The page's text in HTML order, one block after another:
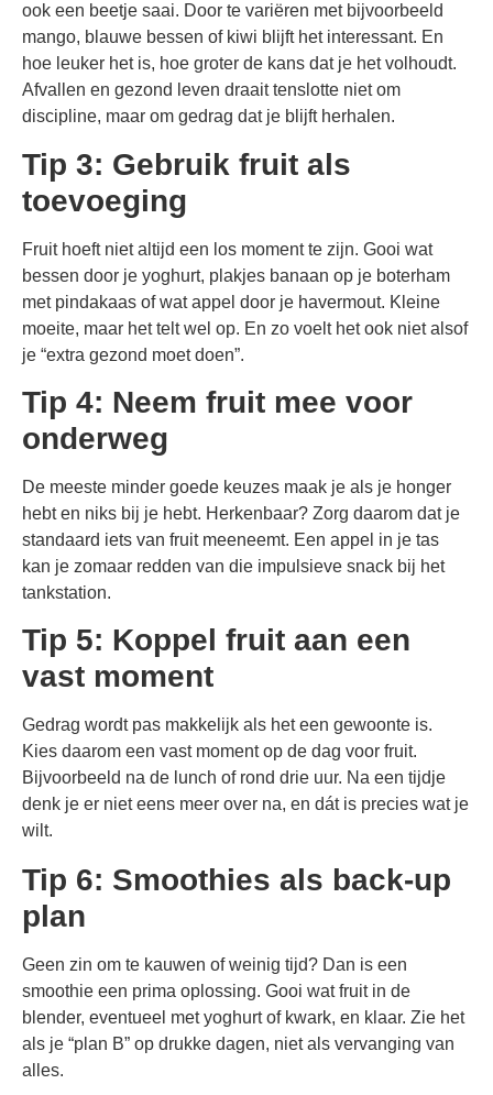
ook een beetje saai. Door te variëren met bijvoorbeeld
mango, blauwe bessen of kiwi blijft het interessant. En
hoe leuker het is, hoe groter de kans dat je het volhoudt.
Afvallen en gezond leven draait tenslotte niet om
discipline, maar om gedrag dat je blijft herhalen.
Tip 3: Gebruik fruit als
toevoeging
Fruit hoeft niet altijd een los moment te zijn. Gooi wat
bessen door je yoghurt, plakjes banaan op je boterham
met pindakaas of wat appel door je havermout. Kleine
moeite, maar het telt wel op. En zo voelt het ook niet alsof
je “extra gezond moet doen”.
Tip 4: Neem fruit mee voor
onderweg
De meeste minder goede keuzes maak je als je honger
hebt en niks bij je hebt. Herkenbaar? Zorg daarom dat je
standaard iets van fruit meeneemt. Een appel in je tas
kan je zomaar redden van die impulsieve snack bij het
tankstation.
Tip 5: Koppel fruit aan een
vast moment
Gedrag wordt pas makkelijk als het een gewoonte is.
Kies daarom een vast moment op de dag voor fruit.
Bijvoorbeeld na de lunch of rond drie uur. Na een tijdje
denk je er niet eens meer over na, en dát is precies wat je
wilt.
Tip 6: Smoothies als back-up
plan
Geen zin om te kauwen of weinig tijd? Dan is een
smoothie een prima oplossing. Gooi wat fruit in de
blender, eventueel met yoghurt of kwark, en klaar. Zie het
als je “plan B” op drukke dagen, niet als vervanging van
alles.